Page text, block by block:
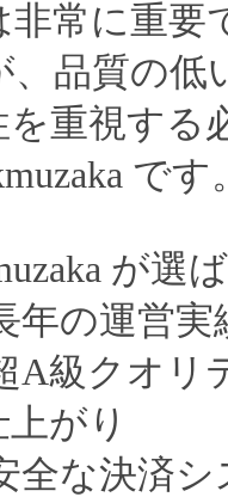
非常に重要
、品質の低
を重視する
です
が選
年の運営
A級クオリ
がり
全な決済